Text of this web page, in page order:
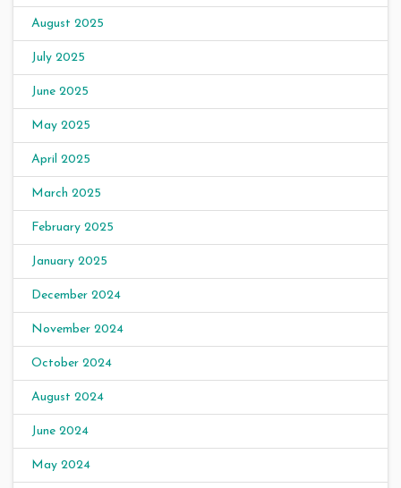
August 2025
July 2025
June 2025
May 2025
April 2025
March 2025
February 2025
January 2025
December 2024
November 2024
October 2024
August 2024
June 2024
May 2024